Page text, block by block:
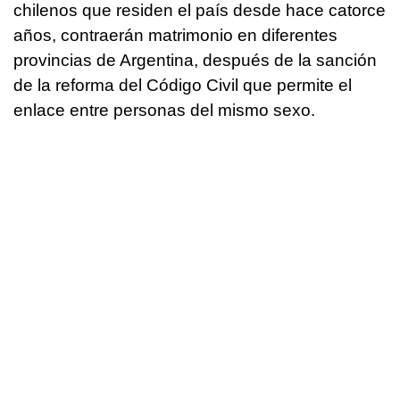
chilenos que residen el país desde hace catorce
años, contraerán matrimonio en diferentes
provincias de Argentina, después de la sanción
de la reforma del Código Civil que permite el
enlace entre personas del mismo sexo.